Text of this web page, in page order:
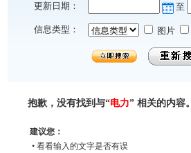
更新日期： 至
信息类型： 图片
抱歉，没有找到与“电力” 相关的内容。
建议您：
• 看看输入的文字是否有误